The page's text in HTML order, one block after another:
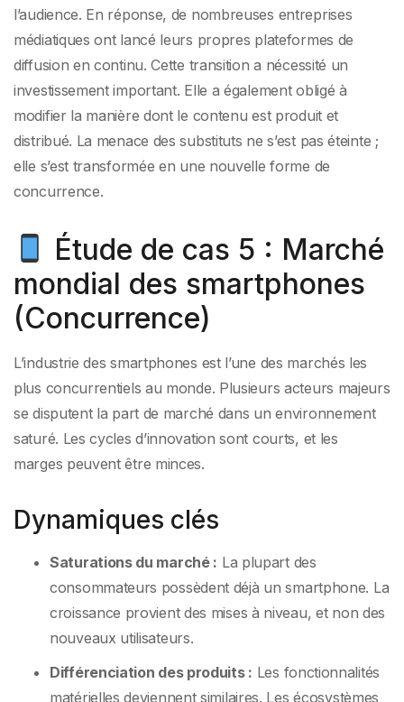
l’audience. En réponse, de nombreuses entreprises
médiatiques ont lancé leurs propres plateformes de
diffusion en continu. Cette transition a nécessité un
investissement important. Elle a également obligé à
modifier la manière dont le contenu est produit et
distribué. La menace des substituts ne s’est pas éteinte ;
elle s’est transformée en une nouvelle forme de
concurrence.
Étude de cas 5 : Marché
mondial des smartphones
(Concurrence)
L’industrie des smartphones est l’une des marchés les
plus concurrentiels au monde. Plusieurs acteurs majeurs
se disputent la part de marché dans un environnement
saturé. Les cycles d’innovation sont courts, et les
marges peuvent être minces.
Dynamiques clés
Saturations du marché : La plupart des
consommateurs possèdent déjà un smartphone. La
croissance provient des mises à niveau, et non des
nouveaux utilisateurs.
Différenciation des produits : Les fonctionnalités
matérielles deviennent similaires. Les écosystèmes